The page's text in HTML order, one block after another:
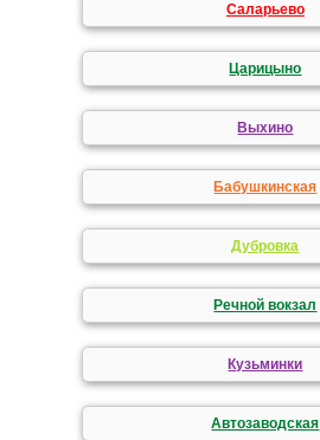
Саларьево
Царицыно
Выхино
Бабушкинская
Дубровка
Речной вокзал
Кузьминки
Автозаводская